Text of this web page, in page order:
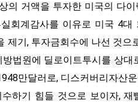
의 거액을 투자한 미국의 다
회계감사를 이유로 미국 4대
제기, 투자금회수에 나선 것으
법원에 딜로이트투시를 상대
만달러로, 디스커버리자산
하기 힘들 것으로 보이자,